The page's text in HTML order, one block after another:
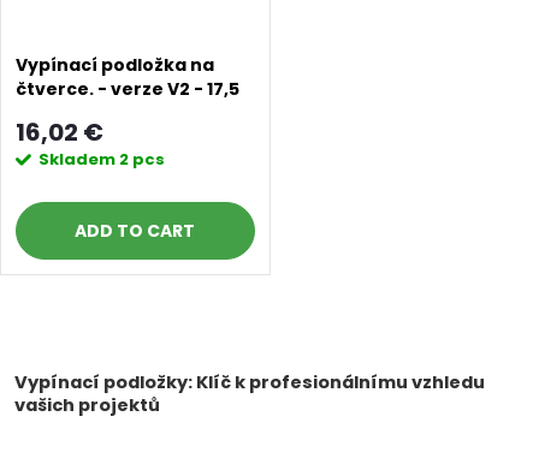
Vypínací podložka na
čtverce. - verze V2 - 17,5
16,02 €
Skladem 2 pcs
ADD TO CART
i
Vypínací podložky: Klíč k profesionálnímu vzhledu
vašich projektů